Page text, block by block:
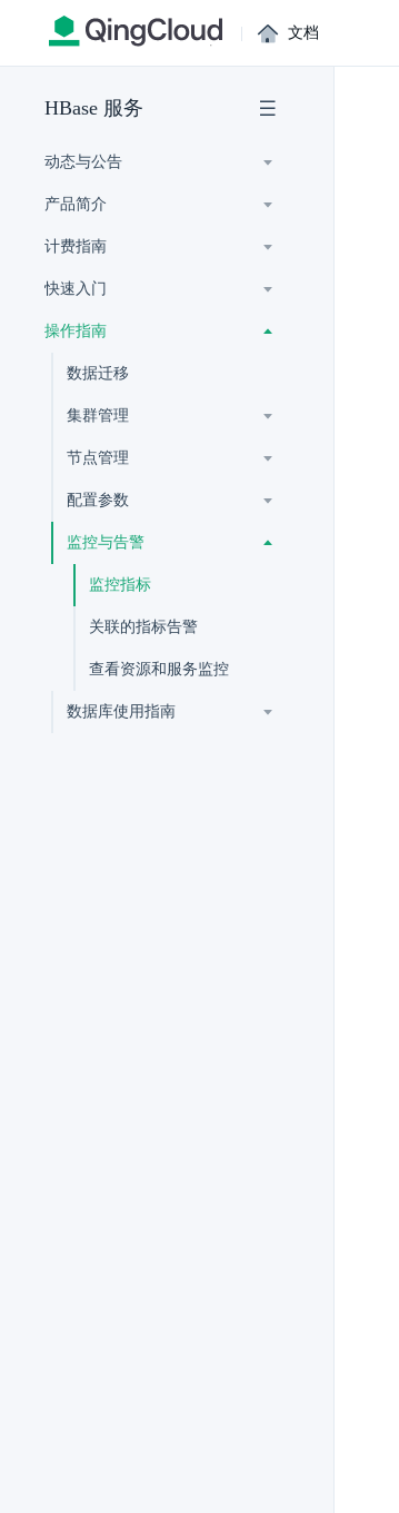
| 文档
HBase 服务
动态与公告
产品简介
计费指南
快速入门
操作指南
数据迁移
集群管理
节点管理
配置参数
监控与告警
监控指标
关联的指标告警
查看资源和服务监控
数据库使用指南